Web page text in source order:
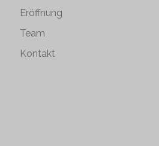
Eröffnung
Team
Kontakt